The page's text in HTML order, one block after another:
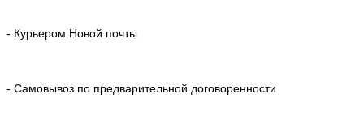
- Курьером Новой почты
- Самовывоз по предварительной договоренности